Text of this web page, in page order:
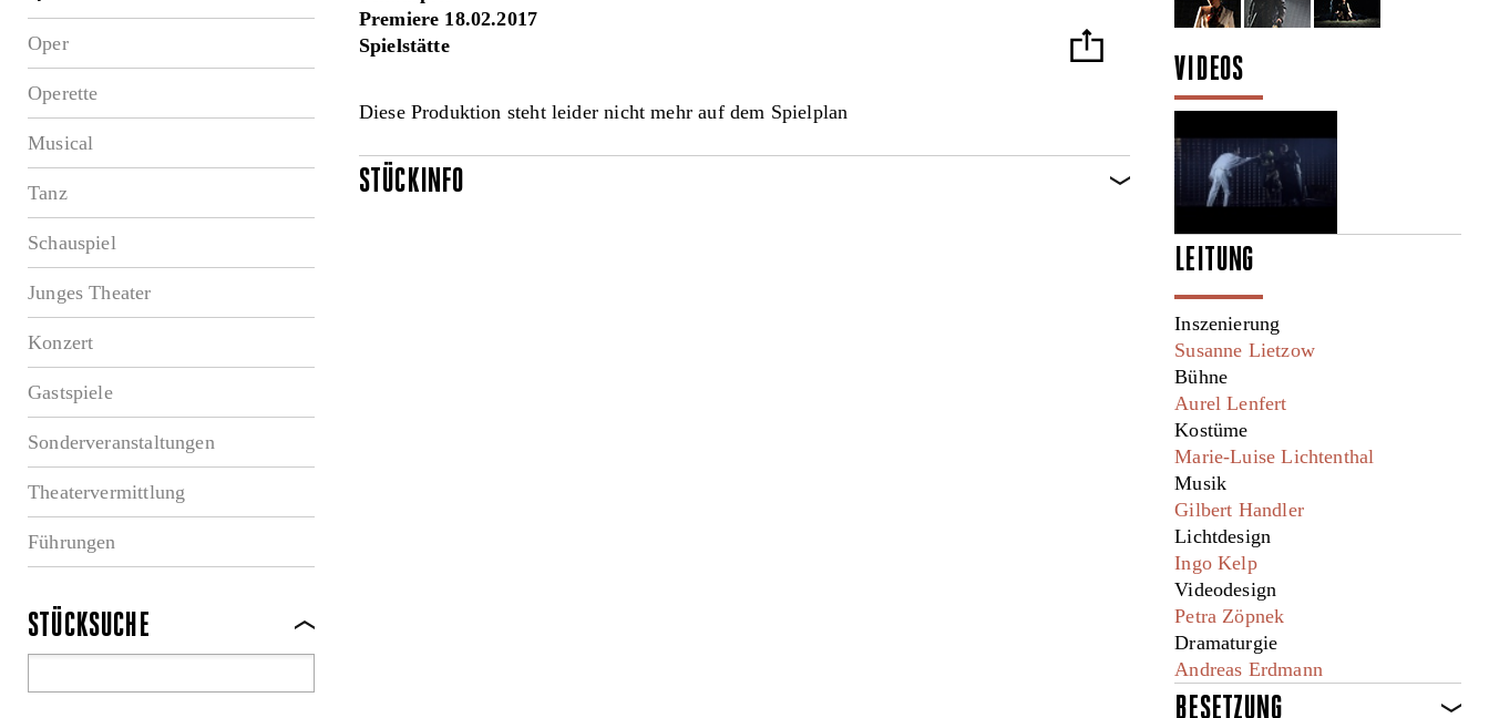
Oper
Operette
Musical
Tanz
Schauspiel
Junges Theater
Konzert
Gastspiele
Sonderveranstaltungen
Theatervermittlung
Führungen
STÜCKSUCHE
Premiere 18.02.2017
Spielstätte
Diese Produktion steht leider nicht mehr auf dem Spielplan
STÜCKINFO
VIDEOS
LEITUNG
Inszenierung
Susanne Lietzow
Bühne
Aurel Lenfert
Kostüme
Marie-Luise Lichtenthal
Musik
Gilbert Handler
Lichtdesign
Ingo Kelp
Videodesign
Petra Zöpnek
Dramaturgie
Andreas Erdmann
BESETZUNG